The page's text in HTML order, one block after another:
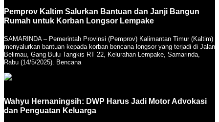
Pemprov Kaltim Salurkan Bantuan dan Janji Bangun
Rumah untuk Korban Longsor Lempake
SAMARINDA – Pemerintah Provinsi (Pemprov) Kalimantan Timur (Kaltim)
menyalurkan bantuan kepada korban bencana longsor yang terjadi di Jalan
Belimau, Gang Bulu Tangkis RT 22, Kelurahan Lempake, Samarinda,
Rabu (14/5/2025). Bencana
Wahyu Hernaningsih: DWP Harus Jadi Motor Advokasi
dan Penguatan Keluarga